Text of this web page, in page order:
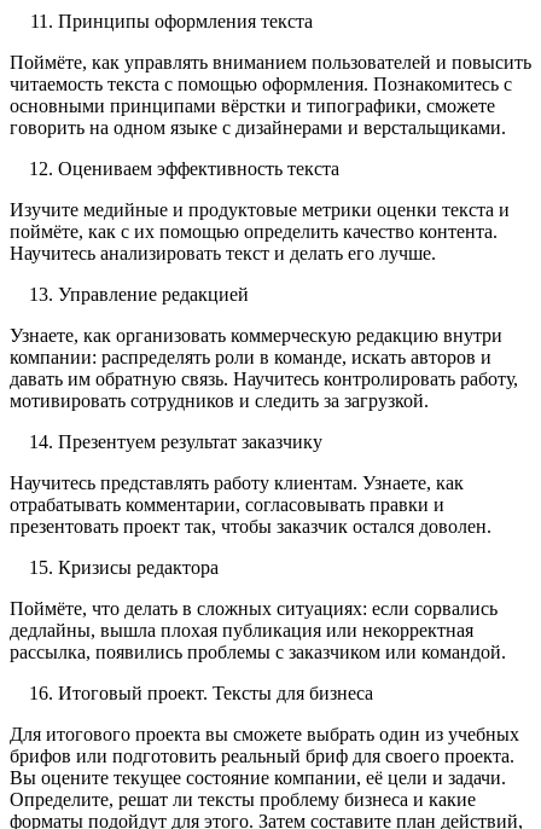
Принципы оформления текста
Поймёте, как управлять вниманием пользователей и повысить
читаемость текста с помощью оформления. Познакомитесь с
основными принципами вёрстки и типографики, сможете
говорить на одном языке с дизайнерами и верстальщиками.
Оцениваем эффективность текста
Изучите медийные и продуктовые метрики оценки текста и
поймёте, как с их помощью определить качество контента.
Научитесь анализировать текст и делать его лучше.
Управление редакцией
Узнаете, как организовать коммерческую редакцию внутри
компании: распределять роли в команде, искать авторов и
давать им обратную связь. Научитесь контролировать работу,
мотивировать сотрудников и следить за загрузкой.
Презентуем результат заказчику
Научитесь представлять работу клиентам. Узнаете, как
отрабатывать комментарии, согласовывать правки и
презентовать проект так, чтобы заказчик остался доволен.
Кризисы редактора
Поймёте, что делать в сложных ситуациях: если сорвались
дедлайны, вышла плохая публикация или некорректная
рассылка, появились проблемы с заказчиком или командой.
Итоговый проект. Тексты для бизнеса
Для итогового проекта вы сможете выбрать один из учебных
брифов или подготовить реальный бриф для своего проекта.
Вы оцените текущее состояние компании, её цели и задачи.
Определите, решат ли тексты проблему бизнеса и какие
форматы подойдут для этого. Затем составите план действий,